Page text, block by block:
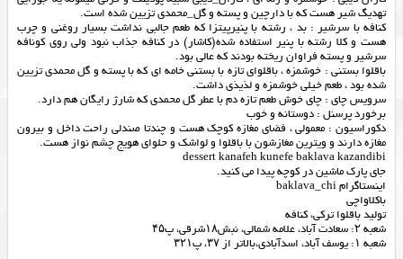
تهدیگ شیر هست که با دارچین و پسته و گل_محمدی تزیین شده است.
کنافه با سرشیر : بد ، رشته با پنیرپیتزا که طعم جالبی نداشت بسیار روغنی و چرب
هست و کلا رشته با پنیر استفاده شده(کاشار) در کنافه جذاب نبود ولی روی کونافه
سرشیر و پسته فراوان ریخته بودند که عالی بود.
باقلوا بستنی : خوشمزه ، باقلوای تازه با بستنی خامه ای که با پسته و گل محمدی تزیین
شده بود ، طعم خیلی خوشمزه و لذیذی داشت.
سرویس چای : چای خوش طعم تازه دم با عطر گل محمدی که شارژ رایگان هم دارد.
برخورد پرسنل : دوستانه و خوب
دکوراسیون : معمولی ، فضای مغازه کوچک هست و چندتا صندلی راحت داخل و بیرون
مغازه دارند و ویترین مغازشون با باقلوا و لواشک و حلوای هویج چشم نواز هست.
dessert kanafeh kunefe baklava kazandibi
جای پارک ماشین در کوچه پیدا می کنید.
اینستاگرام baklava_chi
باکلاواچی
تولید باقلوا ترکی، کنافه
شعبه ۲: سعادت آباد، علامه شمالی، نبش۱۸شرقی، پ۴۵
شعبه ۱: یوسف آباد، اسدآبادی،بالاتر از ۳۷، پ۳۲۱